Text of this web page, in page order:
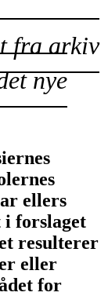
fra arkiv
nye
ellers
i forslaget
resulterer
eller
for